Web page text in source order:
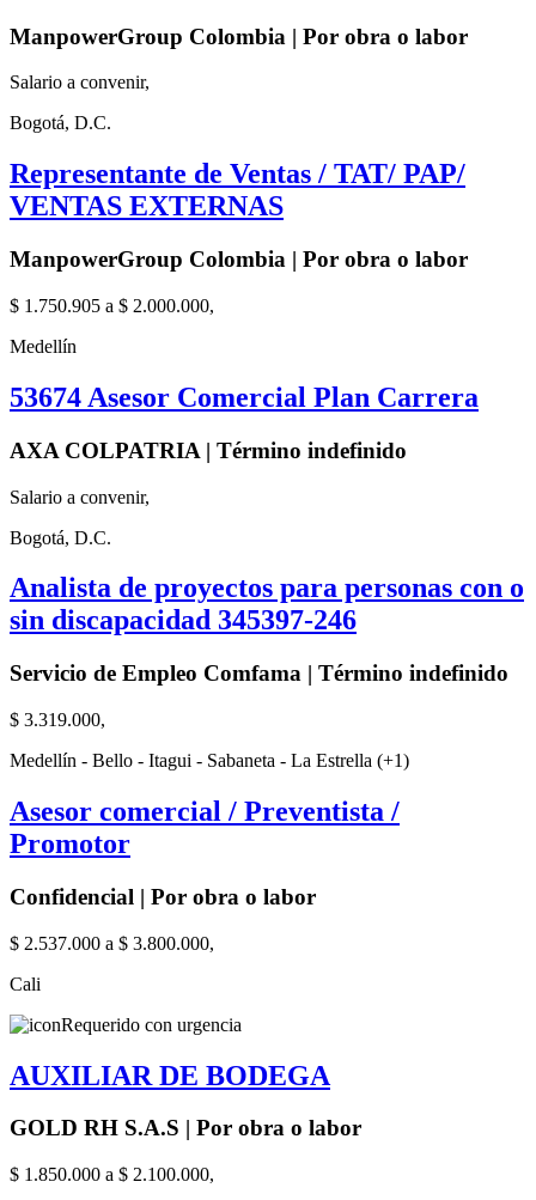
ManpowerGroup Colombia | Por obra o labor
Salario a convenir,
Bogotá, D.C.
Representante de Ventas / TAT/ PAP/
VENTAS EXTERNAS
ManpowerGroup Colombia | Por obra o labor
$ 1.750.905 a $ 2.000.000,
Medellín
53674 Asesor Comercial Plan Carrera
AXA COLPATRIA | Término indefinido
Salario a convenir,
Bogotá, D.C.
Analista de proyectos para personas con o
sin discapacidad 345397-246
Servicio de Empleo Comfama | Término indefinido
$ 3.319.000,
Medellín - Bello - Itagui - Sabaneta - La Estrella (+1)
Asesor comercial / Preventista /
Promotor
Confidencial | Por obra o labor
$ 2.537.000 a $ 3.800.000,
Cali
Requerido con urgencia
AUXILIAR DE BODEGA
GOLD RH S.A.S | Por obra o labor
$ 1.850.000 a $ 2.100.000,